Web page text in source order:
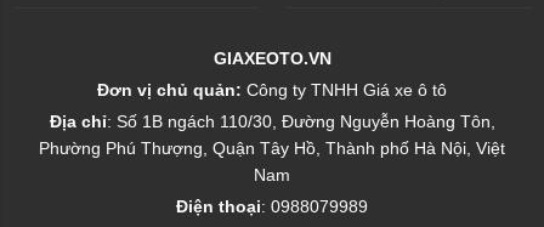
GIAXEOTO.VN
Đơn vị chủ quản: Công ty TNHH Giá xe ô tô
Địa chỉ: Số 1B ngách 110/30, Đường Nguyễn Hoàng Tôn,
Phường Phú Thượng, Quận Tây Hồ, Thành phố Hà Nội, Việt
Nam
Điện thoại: 0988079989